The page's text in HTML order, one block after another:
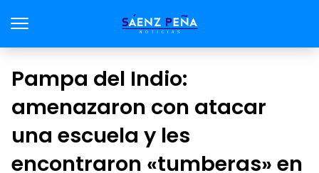
Pampa del Indio:
amenazaron con atacar
una escuela y les
encontraron «tumberas» en